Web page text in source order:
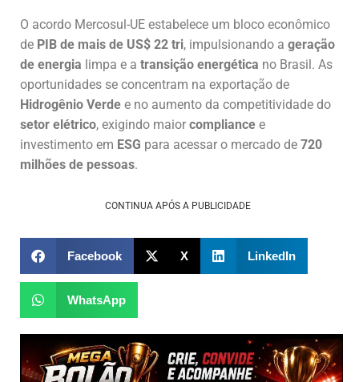
O acordo Mercosul-UE estabelece um bloco econômico
de PIB de mais de US$ 22 tri, impulsionando a geração
de energia limpa e a transição energética no Brasil. As
oportunidades se concentram na exportação de
Hidrogênio Verde e no aumento da competitividade do
setor elétrico, exigindo maior compliance e
investimento em ESG para acessar o mercado de 720
milhões de pessoas.
CONTINUA APÓS A PUBLICIDADE
Facebook X LinkedIn
WhatsApp